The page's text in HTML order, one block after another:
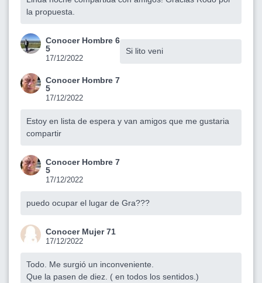
la propuesta.
Conocer Hombre 6
5
17/12/2022
Si lito veni
Conocer Hombre 7
5
17/12/2022
Estoy en lista de espera y van amigos que me gustaria
compartir
Conocer Hombre 7
5
17/12/2022
puedo ocupar el lugar de Gra???
Conocer Mujer 71
17/12/2022
Todo. Me surgió un inconveniente.
Que la pasen de diez. ( en todos los sentidos.)